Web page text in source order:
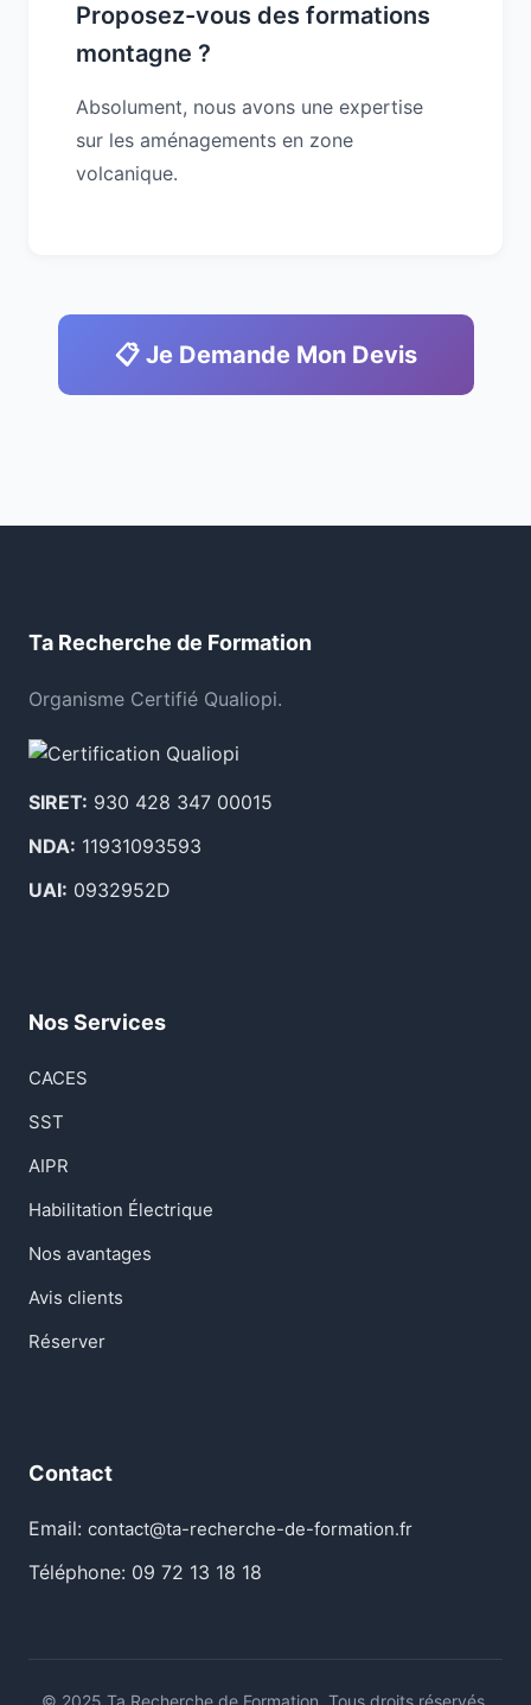
Proposez-vous des formations
montagne ?
Absolument, nous avons une expertise
sur les aménagements en zone
volcanique.
📋 Je Demande Mon Devis
Ta Recherche de Formation
Organisme Certifié Qualiopi.
SIRET: 930 428 347 00015
NDA: 11931093593
UAI: 0932952D
Nos Services
CACES
SST
AIPR
Habilitation Électrique
Nos avantages
Avis clients
Réserver
Contact
Email: contact@ta-recherche-de-formation.fr
Téléphone: 09 72 13 18 18
© 2025 Ta Recherche de Formation. Tous droits réservés.